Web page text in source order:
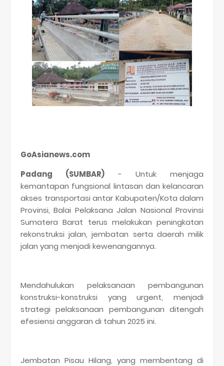
GoAsianews.com
Padang (SUMBAR) - Untuk menjaga
kemantapan fungsional lintasan dan kelancaran
akses transportasi antar Kabupaten/Kota dalam
Provinsi, Balai Pelaksana Jalan Nasional Provinsi
Sumatera Barat terus melakukan peningkatan
rekonstruksi jalan, jembatan serta daerah milik
jalan yang menjadi kewenangannya.
Mendahulukan pelaksanaan pembangunan
konstruksi-konstruksi yang urgent, menjadi
strategi pelaksanaan pembangunan ditengah
efesiensi anggaran di tahun 2025 ini.
Jembatan Pisau Hilang, yang membentang di